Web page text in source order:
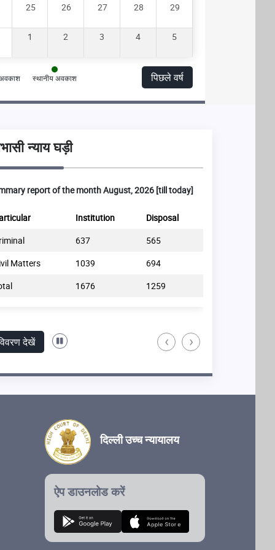
25 26 27 28 29
1 2 3 4 5
स्थानीय अवकाश पिछले वर्ष
न्याय घड़ी
report of the month August, 2026 [till today]
Institution
Disposal
637
565
Matters
1039
694
1676 1259
‹ ›
देखें
दिल्ली उच्च न्यायालय
ऐप डाउनलोड करें